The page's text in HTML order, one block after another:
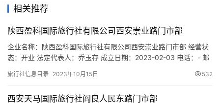
旅
城
相关推荐
陕西盈科国际旅行社有限公司西安崇业路门市部
企业名称：陕西盈科国际旅行社有限公司西安崇业路门市部 经营状
态：开业 法定代表人：乔玉存 成立日期：2023-02-03 电话：- 邮
西省西安市雁塔区崇业路45号怡和国际1幢A座802室 网址：- 经营
经批准的项目外，凭营业…
旅行社信息目录 2023年10月15日 532
西安天马国际旅行社阎良人民东路门市部